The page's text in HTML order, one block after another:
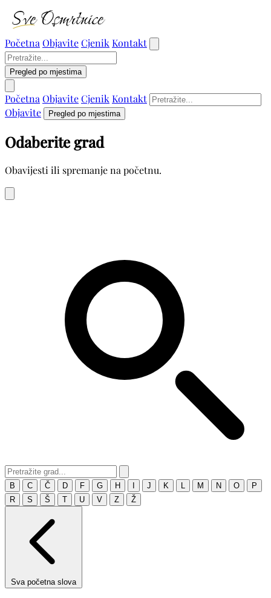
Početna ObjaviteCjenik Kontakt
Pregled po mjestima
Početna ObjaviteCjenik Kontakt
Objavite
Pregled po mjestima
Odaberite grad
Obavijesti ili spremanje na početnu.
B C Č D F G H J K M N O
P
R
S Š T U V Z Ž
Sva početna slova